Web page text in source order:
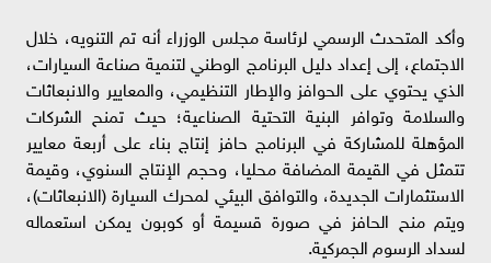
وأكد المتحدث الرسمي لرئاسة مجلس الوزراء أنه تم التنويه، خلال
الاجتماع، إلى إعداد دليل البرنامج الوطني لتنمية صناعة السيارات،
الذي يحتوي على الحوافز والإطار التنظيمي، والمعايير والانبعاثات
والسلامة وتوافر البنية التحتية الصناعية؛ حيث تمنح الشركات
المؤهلة للمشاركة في البرنامج حافز إنتاج بناء على أربعة معايير
تتمثل في القيمة المضافة محليا، وحجم الإنتاج السنوي، وقيمة
الاستثمارات الجديدة، والتوافق البيئي لمحرك السيارة (الانبعاثات)،
ويتم منح الحافز في صورة قسيمة أو كوبون يمكن استعماله
لسداد الرسوم الجمركية.